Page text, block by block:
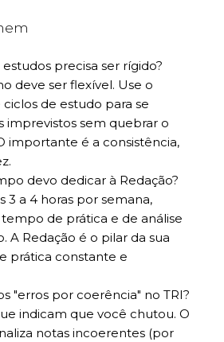
precisa ser rígido?
deve ser flexível. Use o
de estudo para se
imprevistos sem quebrar o
importante é a consistência,
devo dedicar à Redação?
3 a 4 horas por semana,
de prática e de análise
A Redação é o pilar da sua
prática constante e
"erros por coerência" no TRI?
indicam que você chutou. O
notas incoerentes (por